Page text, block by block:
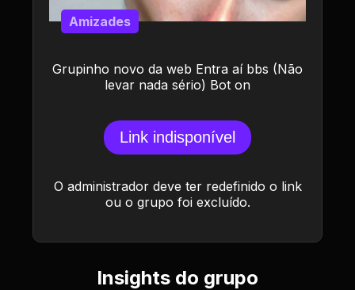
Grupinho novo da web Entra aí bbs (Não
levar nada sério) Bot on
Amizades
Link indisponível
O administrador deve ter redefinido o link
ou o grupo foi excluído.
Insights do grupo